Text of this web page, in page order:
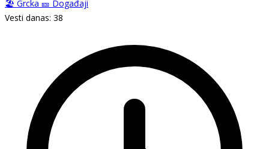
🏖️ Grcka 🎫 Događaji
Vesti danas: 38